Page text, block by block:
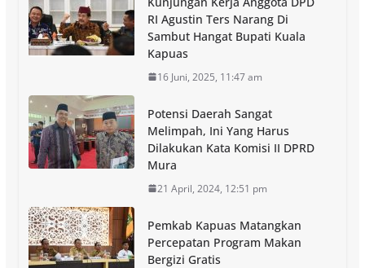
RI Agustin Ters Narang Di
Sambut Hangat Bupati Kuala
Kapuas
16 Juni, 2025, 11:47 am
Potensi Daerah Sangat
Melimpah, Ini Yang Harus
Dilakukan Kata Komisi II DPRD
Mura
21 April, 2024, 12:51 pm
Pemkab Kapuas Matangkan
Percepatan Program Makan
Bergizi Gratis